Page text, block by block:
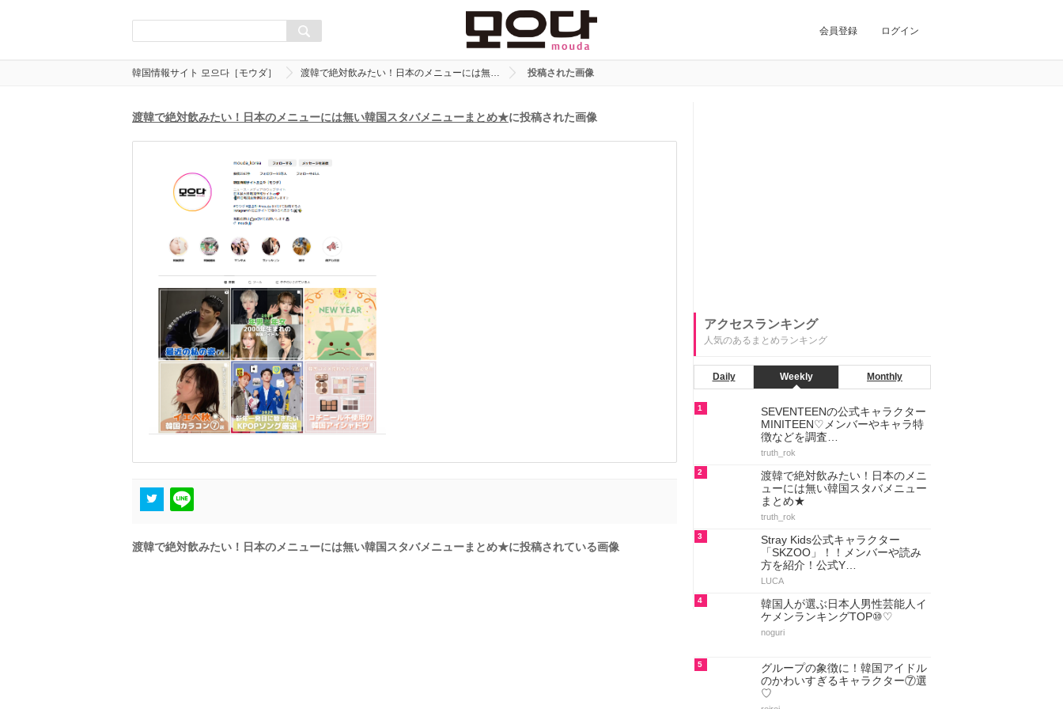
会員登録 ログイン
韓国情報サイト 모으다［モウダ］ 渡韓で絶対飲みたい！日本のメニューには無… 投稿された画像
渡韓で絶対飲みたい！日本のメニューには無い韓国スタバメニューまとめ★に投稿された画像
渡韓で絶対飲みたい！日本のメニューには無い韓国スタバメニューまとめ★に投稿されている画像
アクセスランキング
人気のあるまとめランキング
Daily Weekly Monthly
1
SEVENTEENの公式キャラクター
MINITEEN♡メンバーやキャラ特
徴などを調査…
truth_rok
2
渡韓で絶対飲みたい！日本のメニ
ューには無い韓国スタバメニュー
まとめ★
truth_rok
3
Stray Kids公式キャラクター
「SKZOO」！！メンバーや読み
方を紹介！公式Y…
LUCA
4
韓国人が選ぶ日本人男性芸能人イ
ケメンランキングTOP⑩♡
noguri
5
グループの象徴に！韓国アイドル
のかわいすぎるキャラクター⑦選
♡